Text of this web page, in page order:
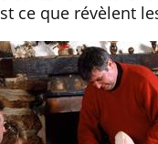
ce que révèlent